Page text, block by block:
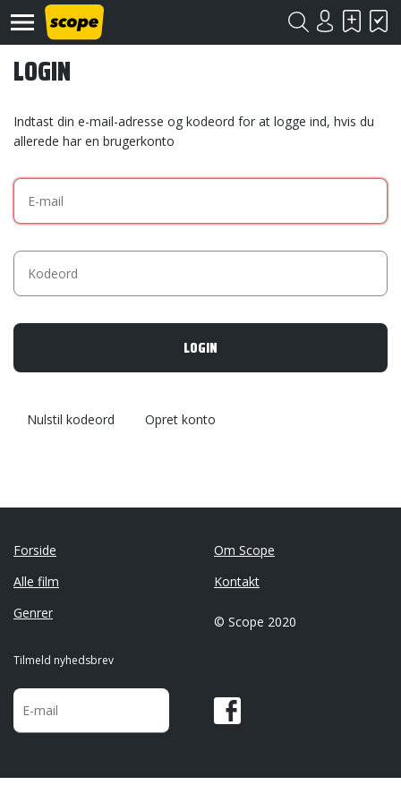
Kontakt
©
2020
LOGIN
Indtast din e-mail-adresse og kodeord for at logge ind, hvis du
allerede har en brugerkonto
Nulstil kodeord Opret konto
Forside
Alle film
Genrer
Om Scope
Kontakt
© Scope 2020
Tilmeld nyhedsbrev